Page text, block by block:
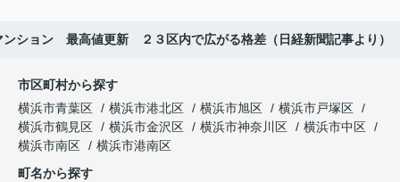
ンション 最高値更新 ２３区内で広がる格差（日経新聞記事より）
市区町村から探す
横浜市青葉区
横浜市港北区 横浜市旭区
横浜市戸塚区
横浜市鶴見区
横浜市金沢区 横浜市神奈川区
横浜市中区
横浜市南区
横浜市港南区
町名から探す